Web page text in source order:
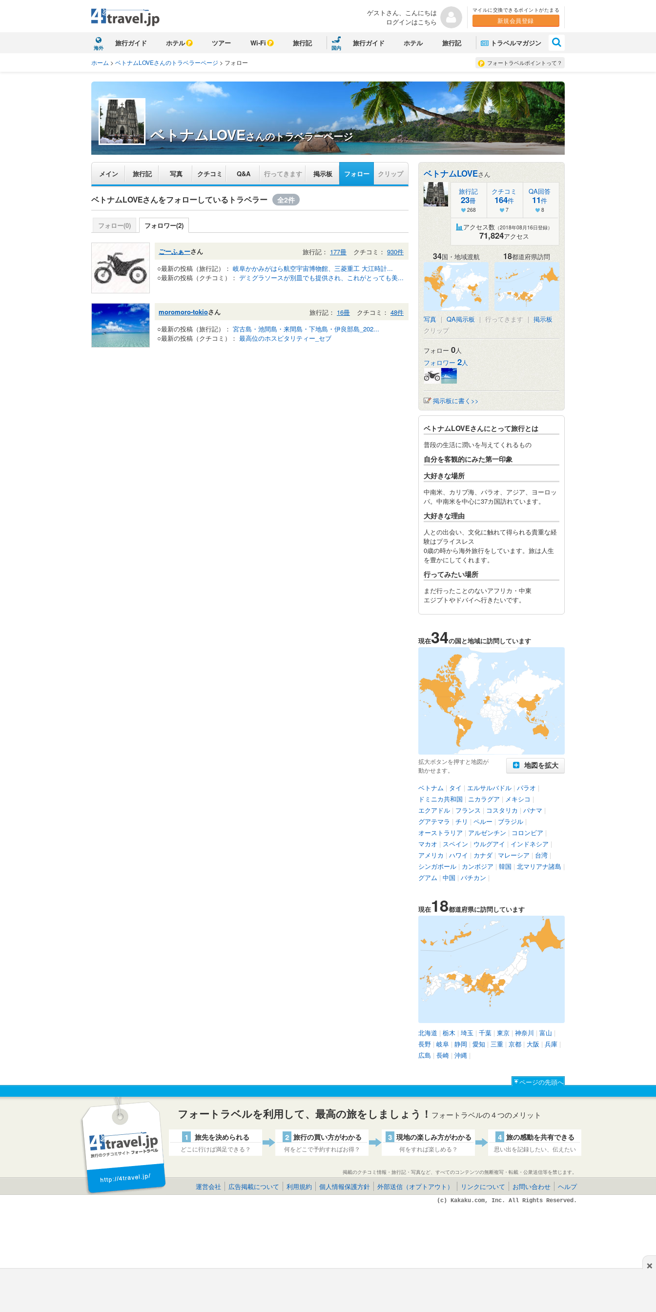
ゲストさん、こんにちは
ログインはこちら
マイルに交換できるポイントがたまる
新規会員登録
海外
旅行ガイド ホテル ツアー Wi-Fi 旅行記
国内
旅行ガイド ホテル 旅行記 トラベルマガジン
フォートラベルポイントって？
ホーム > ベトナムLOVEさんのトラベラーページ > フォロー
ベトナムLOVEさんのトラベラーページ
メイン 旅行記 写真 クチコミ Q&A 行ってきます 掲示板 フォロー クリップ
ベトナムLOVEさんをフォローしているトラベラー 全2件
フォロー(0) フォロワー(2)
ごーふぁーさん 旅行記： 177冊 クチコミ： 930件
○最新の投稿（旅行記）： 岐阜かかみがはら航空宇宙博物館、三菱重工 大江時計...
○最新の投稿（クチコミ）： デミグラソースが別皿でも提供され、これがとっても美...
moromoro-tokioさん 旅行記： 16冊 クチコミ： 48件
○最新の投稿（旅行記）： 宮古島・池間島・来間島・下地島・伊良部島_202...
○最新の投稿（クチコミ）： 最高位のホスピタリティー_セブ
ベトナムLOVEさん
旅行記
23冊
268
クチコミ
164件
7
QA回答
11件
8
アクセス数 （2018年08月16日登録）
71,824アクセス
34国・地域渡航 18都道府県訪問
写真 | QA掲示板 | 行ってきます | 掲示板
クリップ
フォロー 0人
フォロワー 2人
掲示板に書く>>
ベトナムLOVEさんにとって旅行とは
普段の生活に潤いを与えてくれるもの
自分を客観的にみた第一印象
大好きな場所
中南米、カリブ海、パラオ、アジア、ヨーロッ
パ。中南米を中心に37カ国訪れています。
大好きな理由
人との出会い、文化に触れて得られる貴重な経
験はプライスレス
0歳の時から海外旅行をしています。旅は人生
を豊かにしてくれます。
行ってみたい場所
まだ行ったことのないアフリカ・中東
エジプトやドバイへ行きたいです。
現在34の国と地域に訪問しています
拡大ボタンを押すと地図が
動かせます。
地図を拡大
ベトナム | タイ | エルサルバドル | パラオ |
ドミニカ共和国 | ニカラグア | メキシコ |
エクアドル | フランス | コスタリカ | パナマ |
グアテマラ | チリ | ペルー | ブラジル |
オーストラリア | アルゼンチン | コロンビア |
マカオ | スペイン | ウルグアイ | インドネシア |
アメリカ | ハワイ | カナダ | マレーシア | 台湾 |
シンガポール | カンボジア | 韓国 | 北マリアナ諸島 |
グアム | 中国 | バチカン |
現在18都道府県に訪問しています
北海道 | 栃木 | 埼玉 | 千葉 | 東京 | 神奈川 | 富山 |
長野 | 岐阜 | 静岡 | 愛知 | 三重 | 京都 | 大阪 | 兵庫 |
広島 | 長崎 | 沖縄 |
×
ページの先頭へ
フォートラベルを利用して、最高の旅をしましょう！ フォートラベルの４つのメリット
1 旅先を決められる
どこに行けば満足できる？
2 旅行の買い方がわかる
何をどこで予約すればお得？
3 現地の楽しみ方がわかる
何をすれば楽しめる？
4 旅の感動を共有できる
思い出を記録したい、伝えたい
掲載のクチコミ情報・旅行記・写真など、すべてのコンテンツの無断複写・転載・公衆送信等を禁じます。
運営会社 広告掲載について 利用規約 個人情報保護方針 外部送信（オプトアウト） リンクについて お問い合わせ ヘルプ
(c) Kakaku.com, Inc. All Rights Reserved.